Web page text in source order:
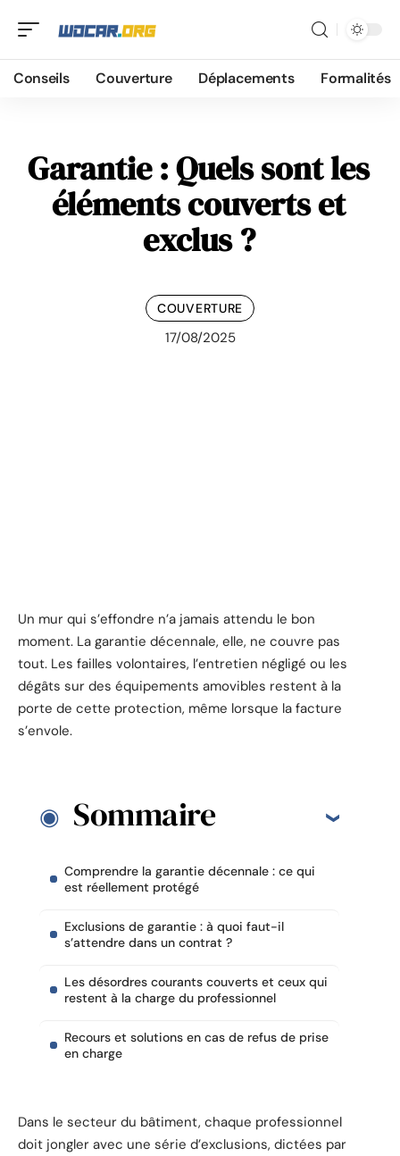
Conseils Couverture Déplacements Formalités
Garantie : Quels sont les
éléments couverts et
exclus ?
COUVERTURE
17/08/2025
Un mur qui s’effondre n’a jamais attendu le bon
moment. La garantie décennale, elle, ne couvre pas
tout. Les failles volontaires, l’entretien négligé ou les
dégâts sur des équipements amovibles restent à la
porte de cette protection, même lorsque la facture
s’envole.
Sommaire
Comprendre la garantie décennale : ce qui
est réellement protégé
Exclusions de garantie : à quoi faut-il
s’attendre dans un contrat ?
Les désordres courants couverts et ceux qui
restent à la charge du professionnel
Recours et solutions en cas de refus de prise
en charge
Dans le secteur du bâtiment, chaque professionnel
doit jongler avec une série d’exclusions, dictées par